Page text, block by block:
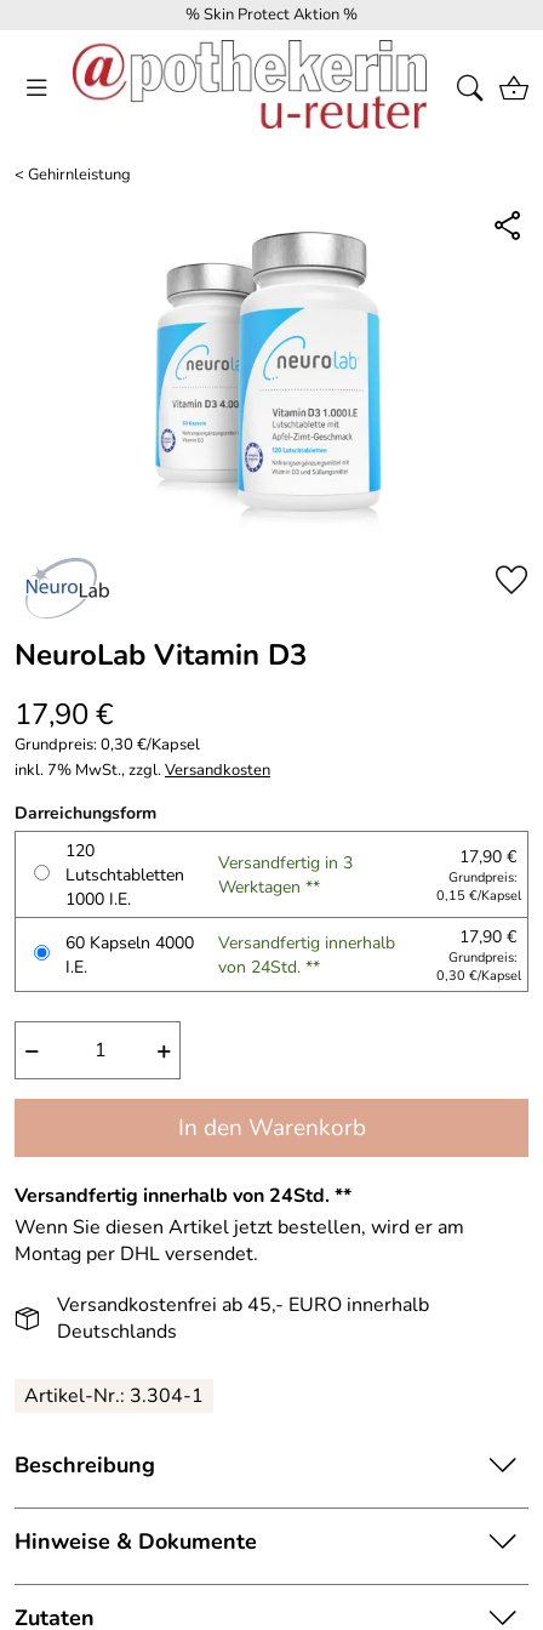
% Skin Protect Aktion %
<Gehirnleistung
NeuroLab Vitamin D3
17,90 €
Grundpreis:0,30 €/Kapsel
inkl. 7% MwSt., zzgl.Versandkosten
Darreichungsform
120
Lutschtabletten
1000 I.E.
Versandfertig in 3
Werktagen **
17,90 €
Grundpreis:
0,15 €/Kapsel
60 Kapseln 4000
I.E.
Versandfertig innerhalb
von 24Std. **
17,90 €
Grundpreis:
0,30 €/Kapsel
− +
In den Warenkorb
Versandfertig innerhalb von 24Std. **
Wenn Sie diesen Artikel jetzt bestellen, wird er am
Montag per DHL versendet.
Versandkostenfrei ab 45,- EURO innerhalb
Deutschlands
Artikel-Nr.: 3.304-1
Beschreibung
Als Kapseln mit 4.000 IE oder Lutschtablette mit Apfel-
Zimt-Geschmack mit 1.000 I.E.
Für das Immunsystem, die Knochen und Muskelfunktion
Hinweise & Dokumente
Dokumente zum Download:
Zutaten